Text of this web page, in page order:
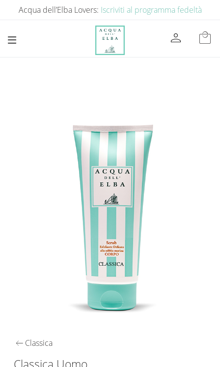
Acqua dell’Elba Lovers: Iscriviti al programma fedeltà
person local_mall
arrow_left_alt Classica